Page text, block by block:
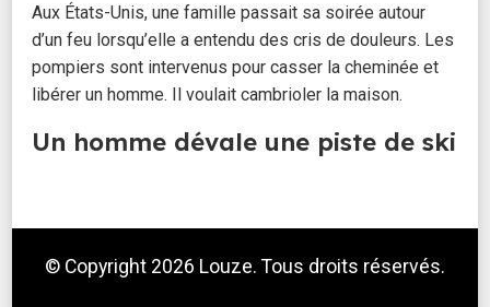
Aux États-Unis, une famille passait sa soirée autour
d’un feu lorsqu’elle a entendu des cris de douleurs. Les
pompiers sont intervenus pour casser la cheminée et
libérer un homme. Il voulait cambrioler la maison.
Un homme dévale une piste de ski
de ski, en train de dévaler une piste rouge. Belle frayeur,
© Copyright 2026 Louze. Tous droits réservés.